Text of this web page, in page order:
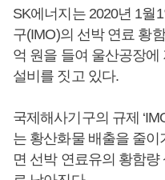
SK에너지는 2020년 1월
구(IMO)의 선박 연료 황
억 원을 들여 울산공장
설비를 짓고 있다.
국제해사기구의 규제
는 황산화물 배출을 줄이
면 선박 연료유의 황함